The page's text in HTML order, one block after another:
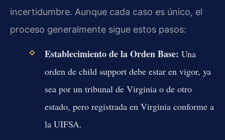
incertidumbre. Aunque cada caso es único, el
proceso generalmente sigue estos pasos:
Establecimiento de la Orden Base: Una
orden de child support debe estar en vigor, ya
sea por un tribunal de Virginia o de otro
estado, pero registrada en Virginia conforme a
la UIFSA.